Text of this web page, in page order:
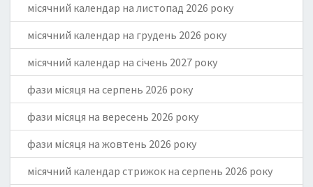
місячний календар на листопад 2026 року
місячний календар на грудень 2026 року
місячний календар на січень 2027 року
фази місяця на серпень 2026 року
фази місяця на вересень 2026 року
фази місяця на жовтень 2026 року
місячний календар стрижок на серпень 2026 року